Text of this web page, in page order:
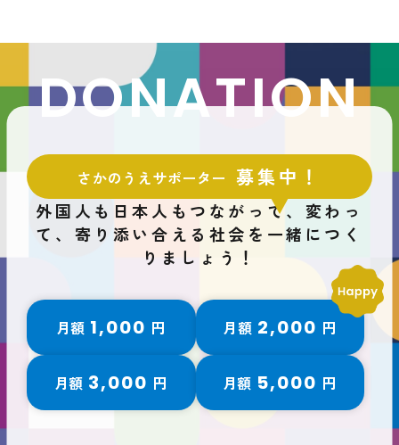
DONATION
さかのうえサポーター 募集中！
外国人も日本人もつながって、変わっ
て、 寄り添い合える社会を一緒につく
りましょう！
月額 1,000 円 月額 2,000 円
月額 3,000 円 月額 5,000 円